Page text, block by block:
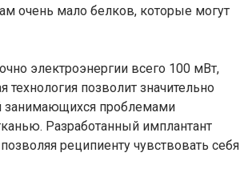
очень мало белков, которые могут
электроэнергии всего 100 мВт,
технология позволит значительно
занимающихся проблемами
Разработанный имплантант
реципиенту чувствовать себя